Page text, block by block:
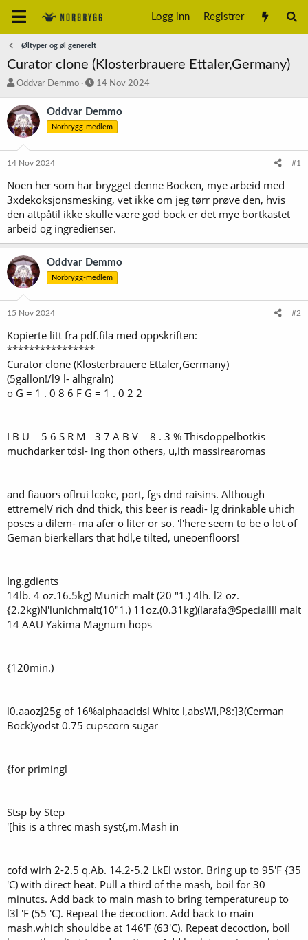
Logg inn Registrer
Øltyper og øl generelt
Curator clone (Klosterbrauere Ettaler,Germany)
T
å
d
s
t
r
Oddvar Demmo
S
a
r
t
o
14 Nov 2024
Oddvar Demmo
Norbrygg-medlem
14 Nov 2024 #1
Noen her som har brygget denne Bocken, mye arbeid med
3xdekoksjonsmesking, vet ikke om jeg tørr prøve den, hvis
den attpåtil ikke skulle være god bock er det mye bortkastet
arbeid og ingredienser.
Oddvar Demmo
Norbrygg-medlem
15 Nov 2024 #2
Kopierte litt fra pdf.fila med oppskriften:
****************
Curator clone (Klosterbrauere Ettaler,Germany)
(5gallon!/l9 l- alhgraln)
o G = 1 . 0 8 6 F G = 1 . 0 2 2
I B U = 5 6 S R M= 3 7 A B V = 8 . 3 % Thisdoppelbotkis
muchdarker tdsl- ing thon others, u,ith massirearomas
and fiauors oflrui lcoke, port, fgs dnd raisins. Although
ettremelV rich dnd thick, this beer is readi- lg drinkable uhich
poses a dilem- ma afer o liter or so. 'l'here seem to be o lot of
Geman bierkellars that hdl,e tilted, uneoenfloors!
Ing.gdients
14lb. 4 oz.16.5kg) Munich malt (20 "1.) 4lh. l2 oz.
{2.2kg)N'lunichmalt(10"1.) 11oz.(0.31kg)(larafa@Speciallll malt
14 AAU Yakima Magnum hops
{120min.)
l0.aaozJ25g of 16%alphaacidsl Whitc l,absWl,P8:]3(Cerman
Bock)yodst 0.75 cupscorn sugar
{for primingl
Stsp by Step
'[his is a threc mash syst{,m.Mash in
cofd wirh 2-2.5 q.Ab. 14.2-5.2 LkEl wstor. Bring up to 95'F {35
'C) with direct heat. Pull a third of the mash, boil for 30
minutcs. Add back to main mash to bring temperatureup to
l3l 'F (55 'C). Repeat the decoction. Add back to main
mash.which shouldbe at 146'F (63'C). Repeat decoction, boil